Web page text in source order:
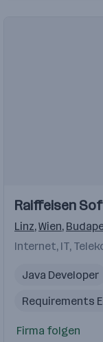
Einblicke
Raiffeisen
Linz,Wien,
Internet, IT,
Java Developer
Requirements
Developer
Firma folgen